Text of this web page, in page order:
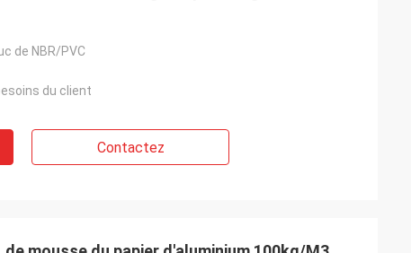
de NBR/PVC
du client
Contactez